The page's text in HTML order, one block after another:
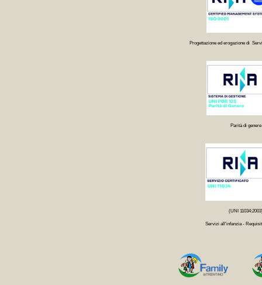
Progettazione ed erogazione di
Parità di genere
(UNI
Servizi all'infanzia -